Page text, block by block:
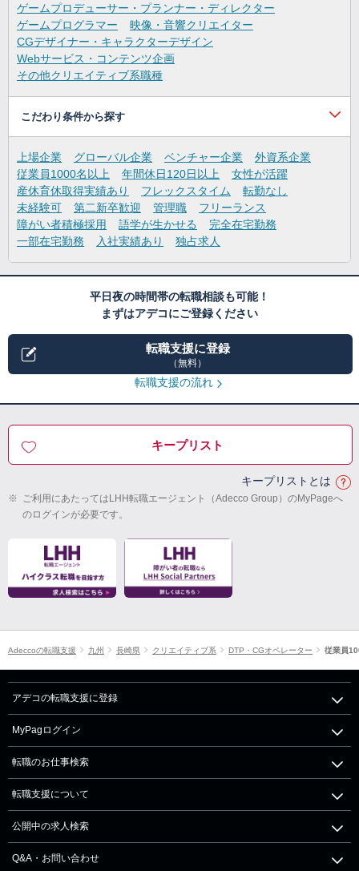
ゲームプロデューサー・プランナー・ディレクター
ゲームプログラマー
映像・音響クリエイター
CGデザイナー・キャラクターデザイン
Webサービス・コンテンツ企画
その他クリエイティブ系職種
こだわり条件から探す
上場企業 グローバル企業 ベンチャー企業
外資系企業
従業員1000名以上
年間休日120日以上
女性が活躍
産休育休取得実績あり
フレックスタイム
転勤なし
未経験可
第二新卒歓迎 管理職
フリーランス
障がい者積極採用
語学が生かせる
完全在宅勤務
一部在宅勤務
入社実績あり 独占求人
平日夜の時間帯の転職相談も可能！
まずはアデコにご登録ください
転職支援に登録
（無料）
転職支援の流れ
キープリスト
キープリストとは
※ ご利用にあたってはLHH転職エージェント（Adecco Group）のMyPageへ
のログインが必要です。
Adeccoの転職支援 九州 長崎県 クリエイティブ系 DTP・CGオペレーター 従業員
アデコの転職支援に登録
MyPagログイン
転職のお仕事検索
転職支援について
公開中の求人検索
Q&A・お問い合わせ